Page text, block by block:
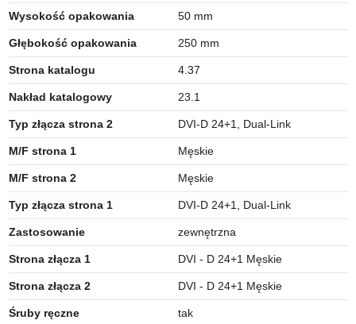
Wysokość opakowania 50 mm
Głębokość opakowania 250 mm
Strona katalogu 4.37
Nakład katalogowy 23.1
Typ złącza strona 2 DVI-D 24+1, Dual-Link
M/F strona 1 Męskie
M/F strona 2 Męskie
Typ złącza strona 1 DVI-D 24+1, Dual-Link
Zastosowanie zewnętrzna
Strona złącza 1 DVI - D 24+1 Męskie
Strona złącza 2 DVI - D 24+1 Męskie
Śruby ręczne tak